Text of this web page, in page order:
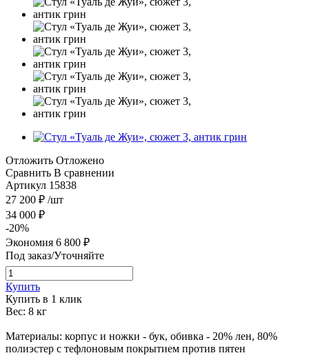
Отложить Отложено
Сравнить В сравнении
Артикул 15838
27 200 ₽ /шт
34 000 ₽
-20%
Экономия 6 800 ₽
Под заказ/Уточняйте
Купить
Купить в 1 клик
Вес: 8 кг
Материалы: корпус и ножки - бук, обивка - 20% лен, 80%
полиэстер с тефлоновым покрытием против пятен